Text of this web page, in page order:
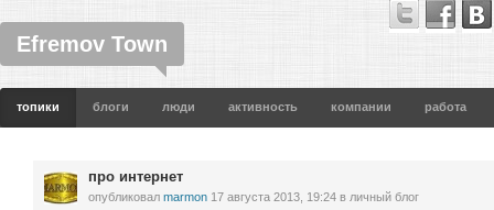
Efremov Town
топики блоги люди активность компании работа
про интернет
опубликовал marmon 17 августа 2013, 19:24 в личный блог